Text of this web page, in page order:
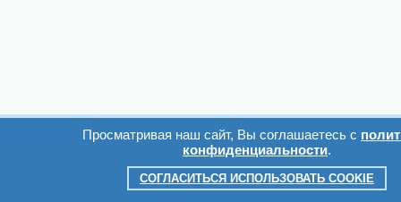
Просматривая наш сайт, Вы соглашаетесь с
конфиденциальности.
СОГЛАСИТЬСЯ ИСПОЛЬЗОВАТЬ COOKIE